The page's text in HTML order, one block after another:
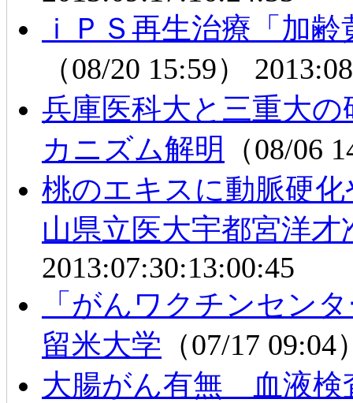
ｉＰＳ再生治療「加
（08/20 15:59）
兵庫医科大と三重大
カニズム解明
（08/06
桃のエキスに動脈硬
山県立医大宇都宮洋才
2013:07:30:13:00:45
「がんワクチンセン
留米大学 （07/17
大腸がん有無 血液